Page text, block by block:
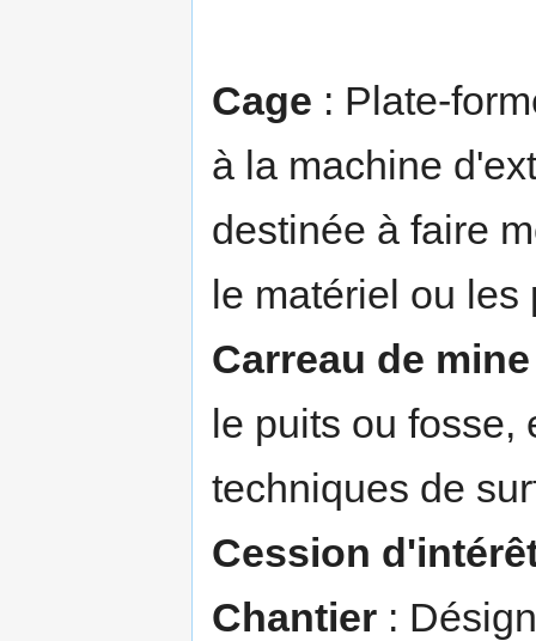
Cage : Plate-
à la machine
destinée à faire
le matériel ou les
Carreau de mine
le puits ou fosse,
techniques de
Cession
Chantier :